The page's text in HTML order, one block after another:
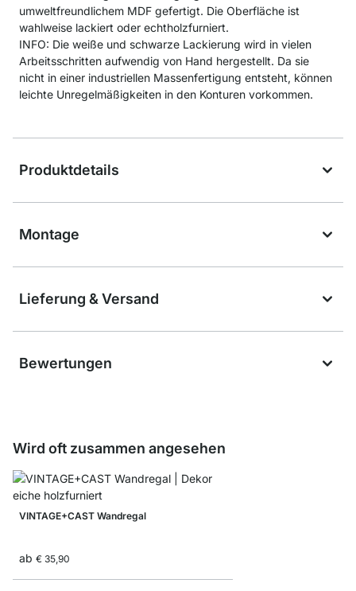
umweltfreundlichem MDF gefertigt. Die Oberfläche ist
wahlweise lackiert oder echtholzfurniert.
INFO: Die weiße und schwarze Lackierung wird in vielen
Arbeitsschritten aufwendig von Hand hergestellt. Da sie
nicht in einer industriellen Massenfertigung entsteht, können
leichte Unregelmäßigkeiten in den Konturen vorkommen.
Produktdetails
Montage
Lieferung & Versand
Bewertungen
Wird oft zusammen angesehen
VINTAGE+CAST Wandregal
ab € 35,90